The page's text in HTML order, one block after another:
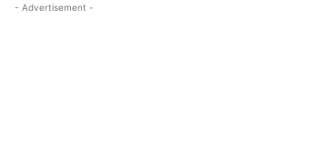
- Advertisement -